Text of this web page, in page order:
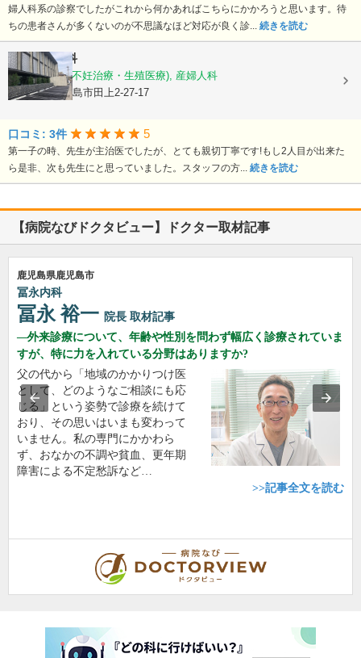
婦人科系の診察でしたがこれから何かあればこちらにかかろうと思います。待
ちの患者さんが多くないのが不思議なほど対応が良く診... 続きを読む
徳永産婦人科
産科, 婦人科(不妊治療・生殖医療), 産婦人科
鹿児島県鹿児島市田上2-27-17
口コミ: 3件 5
第一子の時、先生が主治医でしたが、とても親切丁寧です!もし2人目が出来た
ら是非、次も先生にと思っていました。スタッフの方... 続きを読む
【病院なびドクタビュー】ドクター取材記事
鹿児島県鹿児島市
冨永内科
冨永 裕一 院長 取材記事
外来診療について、年齢や性別を問わず幅広く診療されていま
すが、特に力を入れている分野はありますか?
父の代から「地域のかかりつけ医
として、どのようなご相談にも応
じる」という姿勢で診療を続けて
おり、その思いはいまも変わって
いません。私の専門にかかわら
ず、おなかの不調や貧血、更年期
障害による不定愁訴など…
>>記事全文を読む